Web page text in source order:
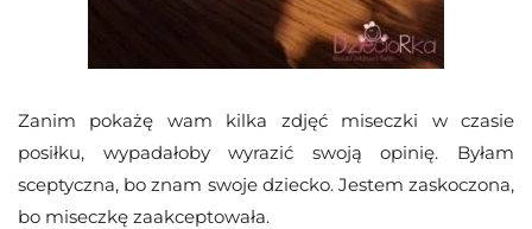
Zanim pokażę wam kilka zdjęć miseczki w czasie
posiłku, wypadałoby wyrazić swoją opinię. Byłam
sceptyczna, bo znam swoje dziecko. Jestem zaskoczona,
bo miseczkę zaakceptowała.